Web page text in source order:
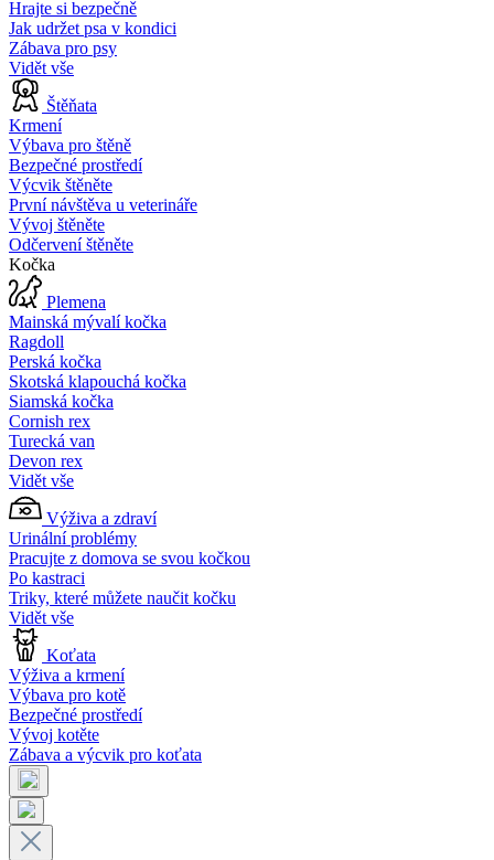
Hrajte si bezpečně
Jak udržet psa v kondici
Zábava pro psy
Vidět vše
Štěňata
Krmení
Výbava pro štěně
Bezpečné prostředí
Výcvik štěněte
První návštěva u veterináře
Vývoj štěněte
Odčervení štěněte
Kočka
Plemena
Mainská mývalí kočka
Ragdoll
Perská kočka
Skotská klapouchá kočka
Siamská kočka
Cornish rex
Turecká van
Devon rex
Vidět vše
Výživa a zdraví
Urinální problémy
Pracujte z domova se svou kočkou
Po kastraci
Triky, které můžete naučit kočku
Vidět vše
Koťata
Výživa a krmení
Výbava pro kotě
Bezpečné prostředí
Vývoj kotěte
Zábava a výcvik pro koťata